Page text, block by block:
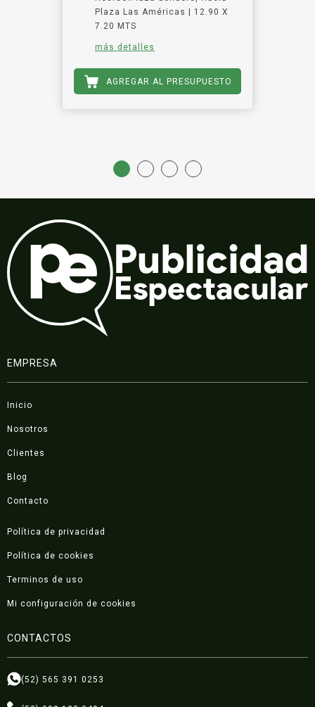
Plaza Las Américas | 12.90 X
7.20 MTS
más detalles
AGREGAR AL PRESUPUESTO
EMPRESA
Inicio
Nosotros
Clientes
Blog
Contacto
Política de privacidad
Política de cookies
Terminos de uso
Mi configuración de cookies
CONTACTOS
(52) 565 391 0253